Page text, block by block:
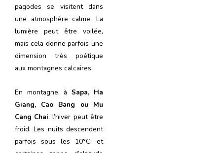
pagodes se visitent dans
une atmosphère calme. La
lumière peut être voilée,
mais cela donne parfois une
dimension très poétique
aux montagnes calcaires.
En montagne, àSapa, Ha
Giang, Cao Bang ou Mu
Cang Chai, l’hiver peut être
froid. Les nuits descendent
parfois sous les 10°C, et